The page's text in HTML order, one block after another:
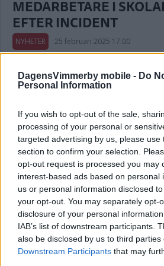
DagensVimmerby mobile - Do
Personal Information
If you wish to opt-out of the sale,
processing of your personal or
targeted advertising by us, please use
section to confirm your selection.
opt-out request is processed you may
interest-based ads based on personal
us or personal information disclosed
your opt-out. You may separately opt-
disclosure of your personal
IAB’s list of downstream participants.
also be disclosed by us to third parties
Downstream Participants that may
MEDARBETARE I
EFTER INCIDENT
NYHETER 25 februari 2025 17.00
Föräldrar bjuds in till
kommer skolan
POLITIK 04 november 2024 17.00
Elever i Vimmerby ska